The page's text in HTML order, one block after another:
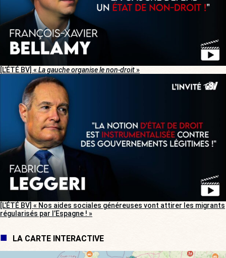
[L’ÉTÉ BV] « La gauche organise le non-droit»
[L’ÉTÉ BV] « Nos aides sociales généreuses vont attirer les migrants
régularisés par l’Espagne ! »
LA CARTE INTERACTIVE